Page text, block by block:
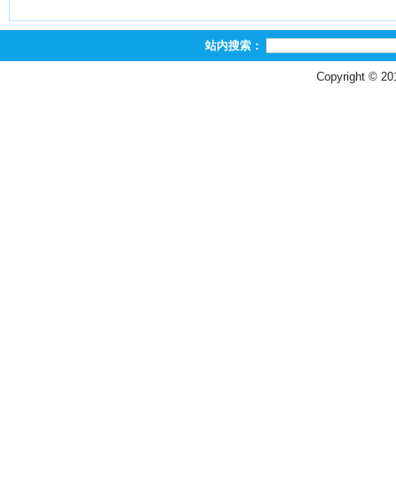
站内搜索：
Copyright ©